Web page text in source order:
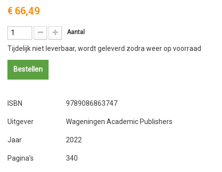
€ 66,49
Aantal
Tijdelijk niet leverbaar, wordt geleverd zodra weer op voorraad
Bestellen
ISBN 9789086863747
Uitgever Wageningen Academic Publishers
Jaar 2022
Pagina's 340